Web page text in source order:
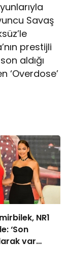
Savaş
prestijli
aldığı
‘Overdose’
NR1
‘Son
var